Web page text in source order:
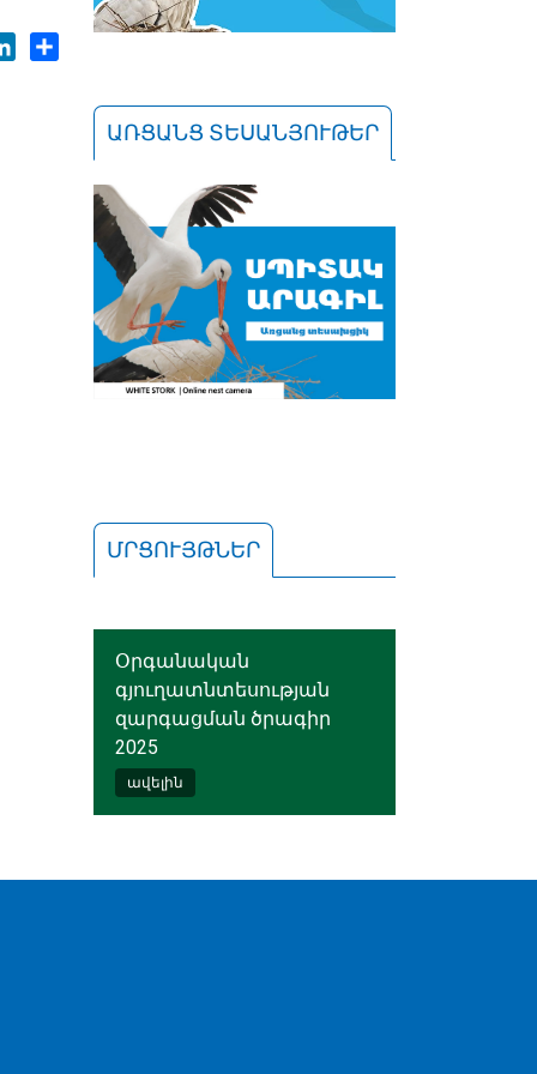
LinkedIn
ԱՌՑԱՆՑ ՏԵՍԱՆՅՈՒԹԵՐ
ՄՐՑՈՒՅԹՆԵՐ
Օրգանական
գյուղատնտեսության
զարգացման ծրագիր
2025
ավելին